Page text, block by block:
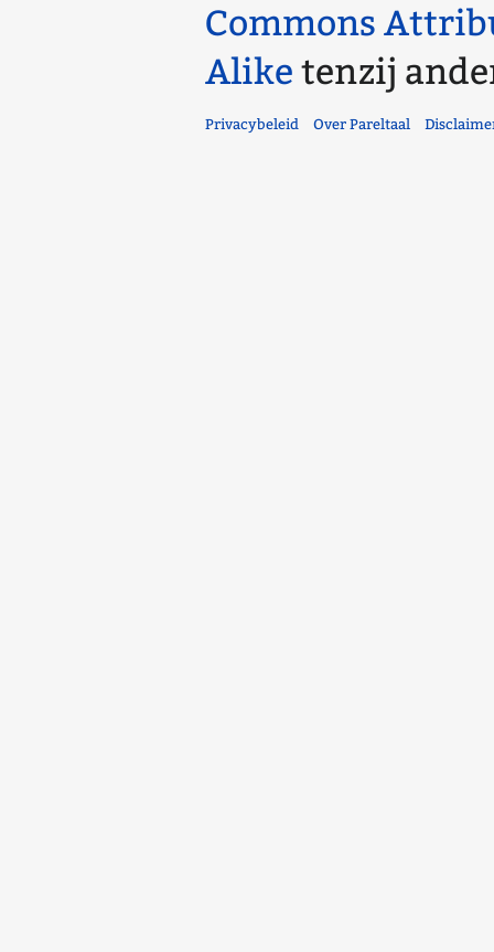
Commons
Alike tenzij
Privacybeleid Over Pareltaal